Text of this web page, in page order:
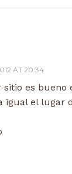
AT 20:34
es bueno
igual el lugar